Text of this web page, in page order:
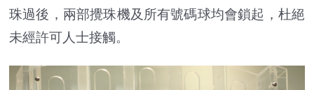
珠過後，兩部攪珠機及所有號碼球均會鎖起，杜絕
未經許可人士接觸。